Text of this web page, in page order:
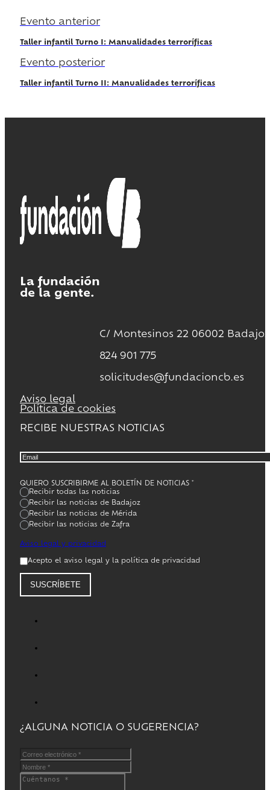
Evento anterior
Taller infantil Turno I: Manualidades terroríficas
Evento posterior
Taller infantil Turno II: Manualidades terroríficas
La fundación
de la gente.
C/ Montesinos 22 06002 Badajoz
824 901 775
solicitudes@fundacioncb.es
Aviso legal
Política de cookies
RECIBE NUESTRAS NOTICIAS
QUIERO SUSCRIBIRME AL BOLETÍN DE NOTICIAS
Recibir todas las noticias
Recibir las noticias de Badajoz
Recibir las noticias de Mérida
Recibir las noticias de Zafra
Aviso legal y privacidad
Acepto el aviso legal y la política de privacidad
SUSCRÍBETE
¿ALGUNA NOTICIA O SUGERENCIA?